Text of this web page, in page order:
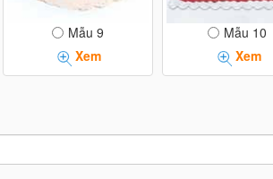
Mẫu 9
Xem
Mẫu 10
Xem